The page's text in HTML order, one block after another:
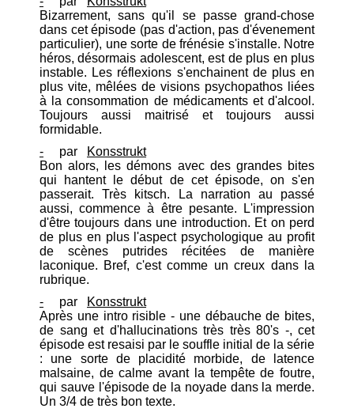
Bizarrement, sans qu'il se passe grand-chose
dans cet épisode (pas d'action, pas d'évenement
particulier), une sorte de frénésie s'installe. Notre
héros, désormais adolescent, est de plus en plus
instable. Les réflexions s'enchainent de plus en
plus vite, mêlées de visions psychopathos liées
à la consommation de médicaments et d'alcool.
Toujours aussi maitrisé et toujours aussi
formidable.
- par
Konsstrukt
Bon alors, les démons avec des grandes bites
qui hantent le début de cet épisode, on s'en
passerait. Très kitsch. La narration au passé
aussi, commence à être pesante. L'impression
d'être toujours dans une introduction. Et on perd
de plus en plus l'aspect psychologique au profit
de scènes putrides récitées de manière
laconique. Bref, c'est comme un creux dans la
rubrique.
- par
Konsstrukt
Après une intro risible - une débauche de bites,
de sang et d'hallucinations très très 80's -, cet
épisode est resaisi par le souffle initial de la série
: une sorte de placidité morbide, de latence
malsaine, de calme avant la tempête de foutre,
qui sauve l'épisode de la noyade dans la merde.
Un 3/4 de très bon texte.